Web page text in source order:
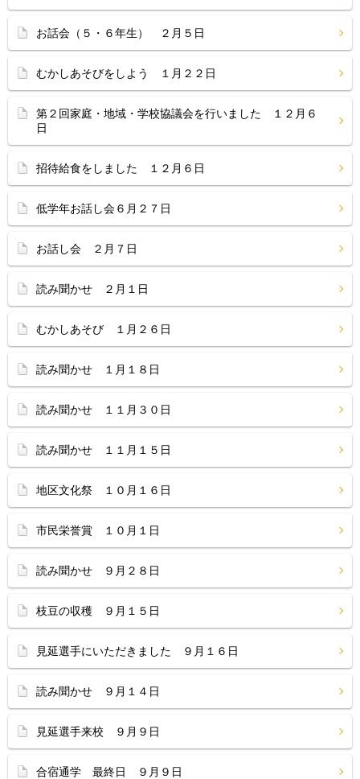
お話会（５・６年生） ２月５日
むかしあそびをしよう １月２２日
第２回家庭・地域・学校協議会を行いました １２月６
日
招待給食をしました １２月６日
低学年お話し会６月２７日
お話し会 ２月７日
読み聞かせ ２月１日
むかしあそび １月２６日
読み聞かせ １月１８日
読み聞かせ １１月３０日
読み聞かせ １１月１５日
地区文化祭 １０月１６日
市民栄誉賞 １０月１日
読み聞かせ ９月２８日
枝豆の収穫 ９月１５日
見延選手にいただきました ９月１６日
読み聞かせ ９月１４日
見延選手来校 ９月９日
合宿通学 最終日 ９月９日